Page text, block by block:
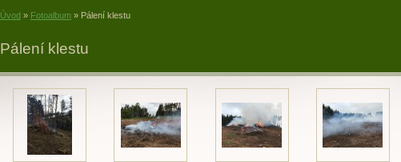
Úvod » Fotoalbum » Pálení klestu
Pálení klestu